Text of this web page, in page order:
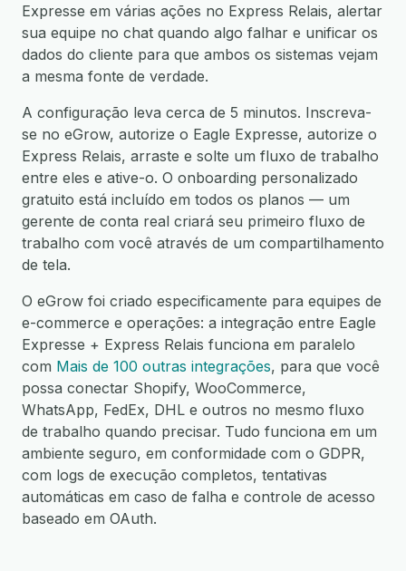
Expresse em várias ações no Express Relais, alertar
sua equipe no chat quando algo falhar e unificar os
dados do cliente para que ambos os sistemas vejam
a mesma fonte de verdade.
A configuração leva cerca de 5 minutos. Inscreva-
se no eGrow, autorize o Eagle Expresse, autorize o
Express Relais, arraste e solte um fluxo de trabalho
entre eles e ative-o. O onboarding personalizado
gratuito está incluído em todos os planos — um
gerente de conta real criará seu primeiro fluxo de
trabalho com você através de um compartilhamento
de tela.
O eGrow foi criado especificamente para equipes de
e-commerce e operações: a integração entre Eagle
Expresse + Express Relais funciona em paralelo
com Mais de 100 outras integrações, para que você
possa conectar Shopify, WooCommerce,
WhatsApp, FedEx, DHL e outros no mesmo fluxo
de trabalho quando precisar. Tudo funciona em um
ambiente seguro, em conformidade com o GDPR,
com logs de execução completos, tentativas
automáticas em caso de falha e controle de acesso
baseado em OAuth.